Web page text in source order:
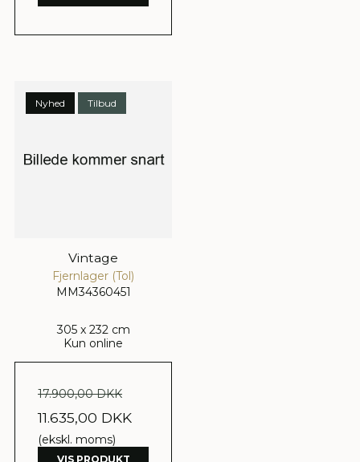
Nyhed Tilbud
Vintage
Fjernlager (Tol)
MM34360451
305 x 232 cm
Kun online
17.900,00 DKK
11.635,00 DKK
(ekskl. moms)
VIS PRODUKT